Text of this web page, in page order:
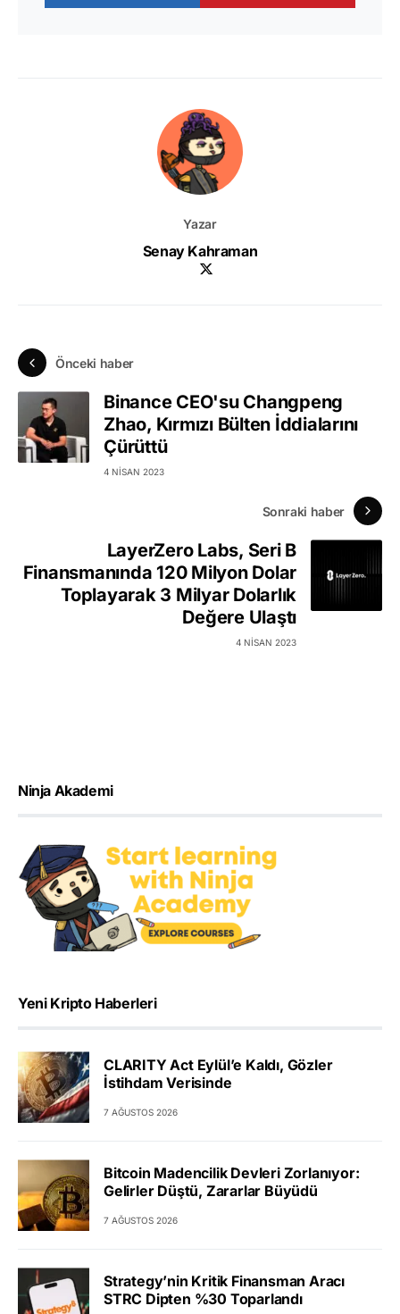
Yazar
Senay Kahraman
Önceki haber
Binance CEO'su Changpeng
Zhao, Kırmızı Bülten İddialarını
Çürüttü
4 NISAN 2023
Sonraki haber
LayerZero Labs, Seri B
Finansmanında 120 Milyon Dolar
Toplayarak 3 Milyar Dolarlık
Değere Ulaştı
4 NISAN 2023
Ninja Akademi
Yeni Kripto Haberleri
CLARITY Act Eylül’e Kaldı, Gözler
İstihdam Verisinde
7 AĞUSTOS 2026
Bitcoin Madencilik Devleri Zorlanıyor:
Gelirler Düştü, Zararlar Büyüdü
7 AĞUSTOS 2026
Strategy’nin Kritik Finansman Aracı
STRC Dipten %30 Toparlandı